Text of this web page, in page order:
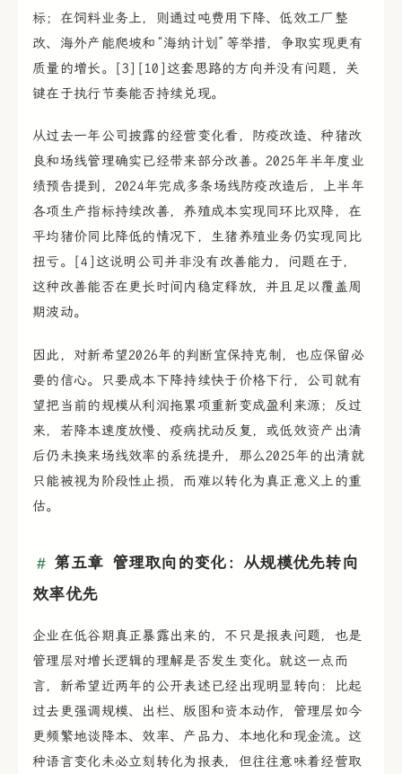
标；在饲料业务上，则通过吨费用下降、低效工厂整
改、海外产能爬坡和“海纳计划”等举措，争取实现更有
质量的增长。[3][10]这套思路的方向并没有问题，关
键在于执行节奏能否持续兑现。
从过去一年公司披露的经营变化看，防疫改造、种猪改
良和场线管理确实已经带来部分改善。2025年半年度业
绩预告提到，2024年完成多条场线防疫改造后，上半年
各项生产指标持续改善，养殖成本实现同环比双降，在
平均猪价同比降低的情况下，生猪养殖业务仍实现同比
扭亏。[4]这说明公司并非没有改善能力，问题在于，
这种改善能否在更长时间内稳定释放，并且足以覆盖周
期波动。
因此，对新希望2026年的判断宜保持克制，也应保留必
要的信心。只要成本下降持续快于价格下行，公司就有
望把当前的规模从利润拖累项重新变成盈利来源；反过
来，若降本速度放慢、疫病扰动反复，或低效资产出清
后仍未换来场线效率的系统提升，那么2025年的出清就
只能被视为阶段性止损，而难以转化为真正意义上的重
估。
第五章 管理取向的变化：从规模优先转向
效率优先
企业在低谷期真正暴露出来的，不只是报表问题，也是
管理层对增长逻辑的理解是否发生变化。就这一点而
言，新希望近两年的公开表述已经出现明显转向：比起
过去更强调规模、出栏、版图和资本动作，管理层如今
更频繁地谈降本、效率、产品力、本地化和现金流。这
种语言变化未必立刻转化为报表，但往往意味着经营取